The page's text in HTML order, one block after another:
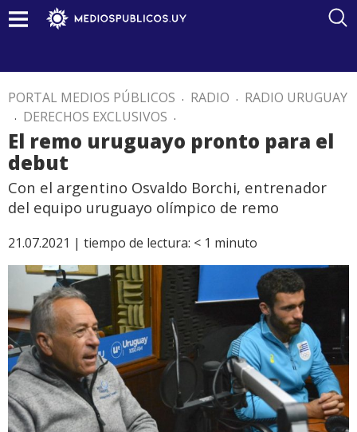
PORTAL MEDIOS PÚBLICOS . RADIO . RADIO URUGUAY
. DERECHOS EXCLUSIVOS .
El remo uruguayo pronto para el
debut
Con el argentino Osvaldo Borchi, entrenador
del equipo uruguayo olímpico de remo
21.07.2021 | tiempo de lectura: < 1 minuto